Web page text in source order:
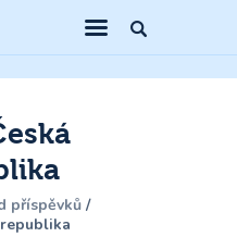
příspěvků